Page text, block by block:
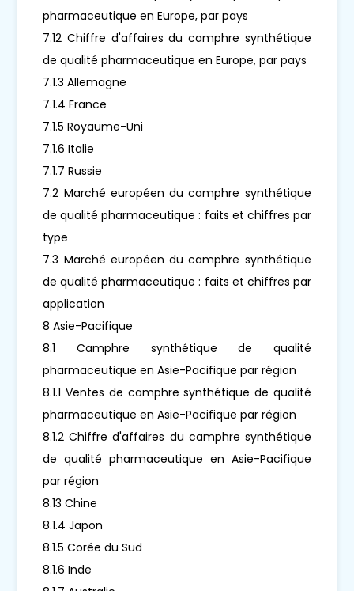
pharmaceutique en Europe, par pays
7.12 Chiffre d'affaires du camphre synthétique
de qualité pharmaceutique en Europe, par pays
7.1.3 Allemagne
7.1.4 France
7.1.5 Royaume-Uni
7.1.6 Italie
7.1.7 Russie
7.2 Marché européen du camphre synthétique
de qualité pharmaceutique : faits et chiffres par
type
7.3 Marché européen du camphre synthétique
de qualité pharmaceutique : faits et chiffres par
application
8 Asie-Pacifique
8.1 Camphre synthétique de qualité
pharmaceutique en Asie-Pacifique par région
8.1.1 Ventes de camphre synthétique de qualité
pharmaceutique en Asie-Pacifique par région
8.1.2 Chiffre d'affaires du camphre synthétique
de qualité pharmaceutique en Asie-Pacifique
par région
8.13 Chine
8.1.4 Japon
8.1.5 Corée du Sud
8.1.6 Inde